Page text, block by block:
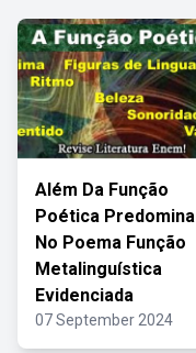
Além Da Função
Poética Predomina
No Poema Função
Metalinguística
Evidenciada
07 September 2024